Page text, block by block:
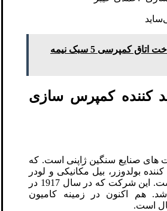
کمپرسی سازی و ساخت اتاق کمپرسی 5 سبک نیمه
کننده کمپرس سازی
صنایع سنگین ژاپنی است. که
بولدوزر، بیل مکانیکی و لودر
در جهان شناخته شده است. این شرکت که در سال 1917 در
هم اکنون در زمینه کامیون
است.